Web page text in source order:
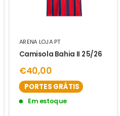
ARENA LOJA PT
Camisola Bahia II 25/26
€40,00
PORTES GRÁTIS
Em estoque